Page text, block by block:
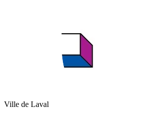
Ville de Laval